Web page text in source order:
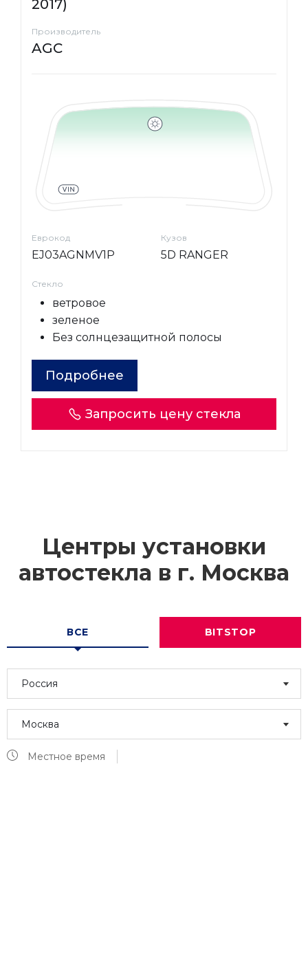
2017)
Производитель
AGC
Еврокод
EJ03AGNMV1P
Кузов
5D RANGER
Стекло
ветровое
зеленое
Без солнцезащитной полосы
Подробнее
Запросить цену стекла
Центры установки
автостекла в г. Москва
ВСЕ BITSTOP
Россия
Москва
Местное время